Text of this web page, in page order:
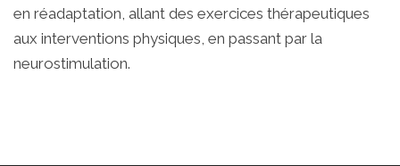
en réadaptation, allant des exercices thérapeutiques
aux interventions physiques, en passant par la
neurostimulation.